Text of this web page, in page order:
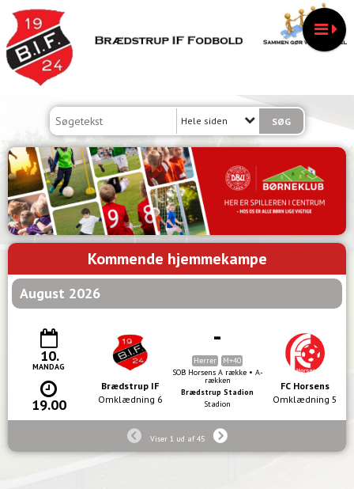
Hele siden
Kommende hjemmekampe
August 2026
10.
MANDAG
19.00
Brædstrup IF
Omklædning 6
-
Herrer
M+40
SOB Horsens A række • A-
rækken
Brædstrup Stadion
Stadion
FC Horsens
Omklædning 5
Viser 1 ud af 45